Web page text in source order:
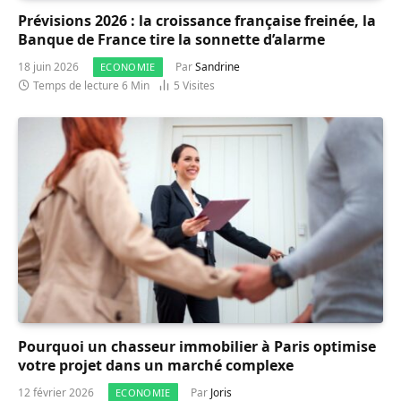
Prévisions 2026 : la croissance française freinée, la
Banque de France tire la sonnette d’alarme
18 juin 2026 ECONOMIE ParSandrine
Temps de lecture 6 Min
5 Visites
Pourquoi un chasseur immobilier à Paris optimise
votre projet dans un marché complexe
12 février 2026 ECONOMIE Par Joris